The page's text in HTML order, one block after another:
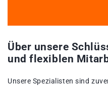
Über unsere
und flexiblen
Unsere Spezialisten sind